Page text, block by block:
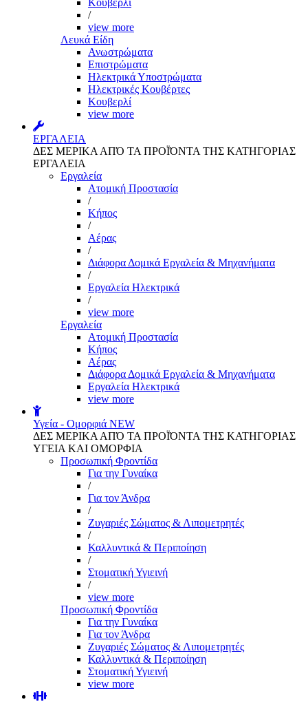
Κουβερλί
/
view more
Λευκά Είδη
Ανωστρώματα
Επιστρώματα
Ηλεκτρικά Υποστρώματα
Ηλεκτρικές Κουβέρτες
Κουβερλί
view more
ΕΡΓΑΛΕΙΑ
ΔΕΣ ΜΕΡΙΚΑ ΑΠΌ ΤΑ ΠΡΟΪΌΝΤΑ ΤΗΣ ΚΑΤΗΓΟΡΙΑΣ
ΕΡΓΑΛΕΙΑ
Εργαλεία
Aτομική Προστασία
/
Kήπος
/
Αέρας
/
Διάφορα Δομικά Εργαλεία & Μηχανήματα
/
Εργαλεία Ηλεκτρικά
/
view more
Εργαλεία
Aτομική Προστασία
Kήπος
Αέρας
Διάφορα Δομικά Εργαλεία & Μηχανήματα
Εργαλεία Ηλεκτρικά
view more
Υγεία - Ομορφιά NEW
ΔΕΣ ΜΕΡΙΚΑ ΑΠΌ ΤΑ ΠΡΟΪΌΝΤΑ ΤΗΣ ΚΑΤΗΓΟΡΙΑΣ
ΥΓΕΙΑ ΚΑΙ ΟΜΟΡΦΙΑ
Προσωπική Φροντίδα
Για την Γυναίκα
/
Για τον Άνδρα
/
Ζυγαριές Σώματος & Λιπομετρητές
/
Καλλυντικά & Περιποίηση
/
Στοματική Υγιεινή
/
view more
Προσωπική Φροντίδα
Για την Γυναίκα
Για τον Άνδρα
Ζυγαριές Σώματος & Λιπομετρητές
Καλλυντικά & Περιποίηση
Στοματική Υγιεινή
view more